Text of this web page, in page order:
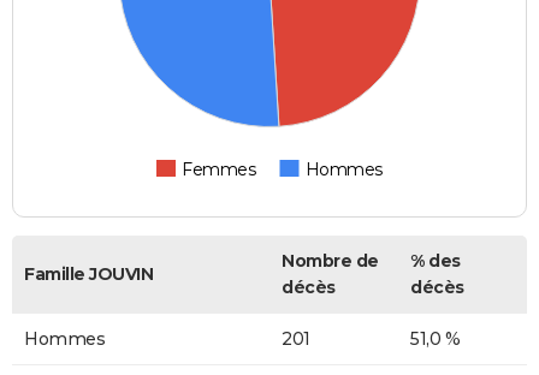
Femmes Hommes
Famille JOUVIN
Nombre de
décès
% des
décès
Hommes 201 51,0 %